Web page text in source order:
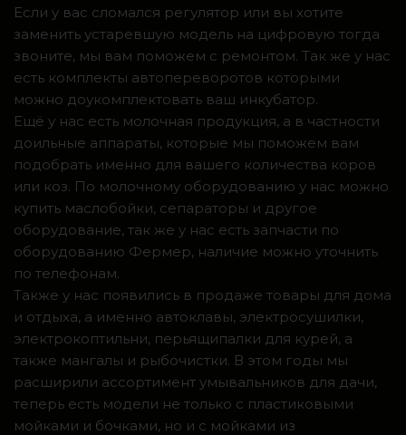
Если у вас сломался регулятор или вы хотите
заменить устаревшую модель на цифровую тогда
звоните, мы вам поможем с ремонтом. Так же у нас
есть комплекты автопереворотов которыми
можно доукомплектовать ваш инкубатор.
Ещё у нас есть молочная продукция, а в частности
доильные аппараты, которые мы поможем вам
подобрать именно для вашего количества коров
или коз. По молочному оборудованию у нас можно
купить маслобойки, сепараторы и другое
оборудование, так же у нас есть запчасти по
оборудованию Фермер, наличие можно уточнить
по телефонам.
Также у нас появились в продаже товары для дома
и отдыха, а именно автоклавы, электросушилки,
электрокоптильни, перьящипалки для курей, а
также мангалы и рыбочистки. В этом годы мы
расширили ассортимент умывальников для дачи,
теперь есть модели не только с пластиковыми
мойками и бочками, но и с мойками из